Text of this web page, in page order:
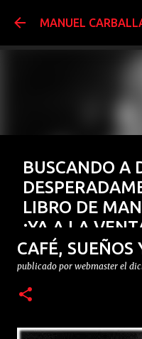
MANUEL
BUSCANDO A
LIBRO DE
¡YA A LA
publicado por webmaster el
BUSCANDO A DIOS
CAFÉ, SUEÑOS
publicado por webmaster el